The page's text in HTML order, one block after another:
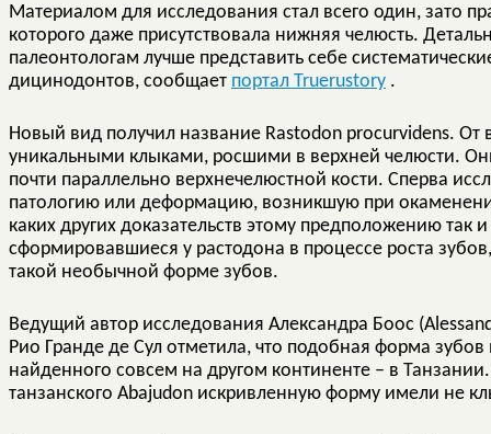
Материалом для исследования стал всего один, зато
которого даже присутствовала нижняя челюсть.
палеонтологам лучше представить себе
дицинодонтов, сообщает портал Truerustory .
Новый вид получил название Rastodon procurvidens. От
уникальными клыками, росшими в верхней челюсти.
почти параллельно верхнечелюстной кости. Сперва
патологию или деформацию, возникшую при
каких других доказательств этому предположению
сформировавшиеся у растодона в процессе роста
такой необычной форме зубов.
Ведущий автор исследования Александра Боос
Рио Гранде де Сул отметила, что подобная форма
найденного совсем на другом континенте – в
танзанского Abajudon искривленную форму имели не